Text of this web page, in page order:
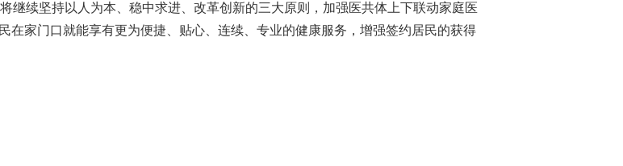
继续坚持以人为本、稳中求进、改革创新的三大原则，加强医共体上下联动家庭医
在家门口就能享有更为便捷、贴心、连续、专业的健康服务，增强签约居民的获得